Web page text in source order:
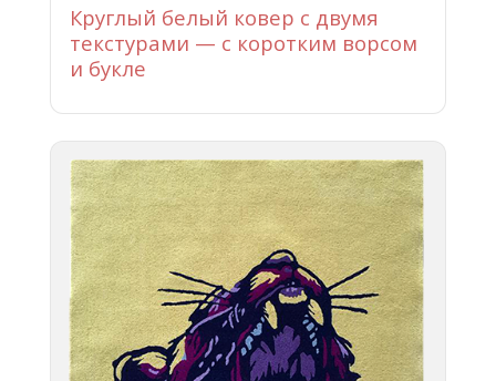
Круглый белый ковер с двумя
текстурами — с коротким ворсом
и букле